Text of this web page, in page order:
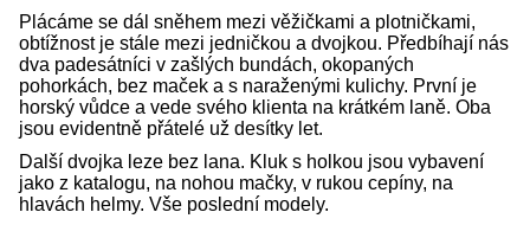
Plácáme se dál sněhem mezi věžičkami a plotničkami,
obtížnost je stále mezi jedničkou a dvojkou. Předbíhají nás
dva padesátníci v zašlých bundách, okopaných
pohorkách, bez maček a s naraženými kulichy. První je
horský vůdce a vede svého klienta na krátkém laně. Oba
jsou evidentně přátelé už desítky let.
Další dvojka leze bez lana. Kluk s holkou jsou vybavení
jako z katalogu, na nohou mačky, v rukou cepíny, na
hlavách helmy. Vše poslední modely.